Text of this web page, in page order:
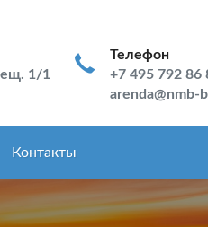
1/1
Телефон
+7 495 792 86
arenda@nmb-
Контакты